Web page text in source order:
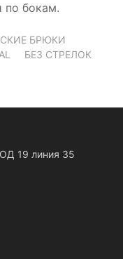
по бокам.
БРЮКИ
БЕЗ СТРЕЛОК
19 линия 35